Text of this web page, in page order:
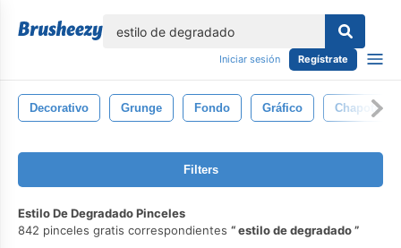
Iniciar sesión Regístrate
Decorativo Grunge Fondo Gráfico Chapoteo
Filters
Estilo De Degradado Pinceles
842 pinceles gratis correspondientes
estilo de degradado